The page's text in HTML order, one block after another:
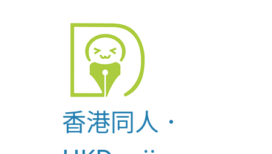
香港同人．